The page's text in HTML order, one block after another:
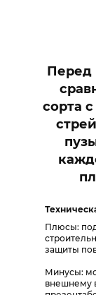
Перед
сорта
Плюсы:
защиты
Минусы:
внешнему